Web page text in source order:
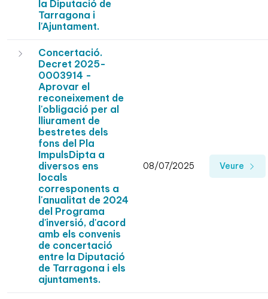
la Diputació de
Tarragona i
l'Ajuntament.
Concertació.
Decret 2025-
0003914 -
Aprovar el
reconeixement de
l'obligació per al
lliurament de
bestretes dels
fons del Pla
ImpulsDipta a
diversos ens
locals
corresponents a
l'anualitat de 2024
del Programa
d'inversió, d'acord
amb els convenis
de concertació
entre la Diputació
de Tarragona i els
ajuntaments.
08/07/2025 Veure